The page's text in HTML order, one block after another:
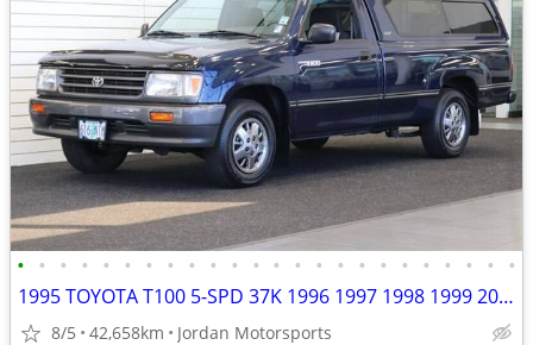
• • • • • • • • • • • • • • • • • • • • • • • •
1995 TOYOTA T100 5-SPD 37K 1996 1997 1998 1999 2000 2001 tundra tacoma
8/5 42,658km Jordan Motorsports